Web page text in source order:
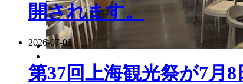
開されます。
2026-07-03
第37回上海観光祭が7月8